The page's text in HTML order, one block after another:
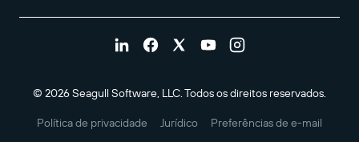
© 2026 Seagull Software, LLC. Todos os direitos reservados.
Política de privacidade Jurídico Preferências de e-mail